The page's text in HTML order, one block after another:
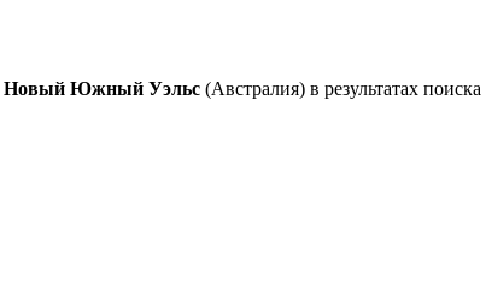
Новый Южный Уэльс (Австралия) в результатах поиска